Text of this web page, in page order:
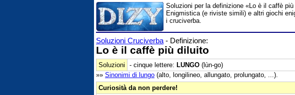
Soluzioni per la definizione «Lo è il caffè
Enigmistica (e riviste simili) e altri giochi
i cruciverba.
Soluzioni Cruciverba - Definizione:
Lo è il caffè più diluito
Soluzioni - cinque lettere: LUNGO (lùn-go)
»» Sinonimi di lungo (alto, longilineo, allungato, prolungato, ...).
Curiosità da non perdere!